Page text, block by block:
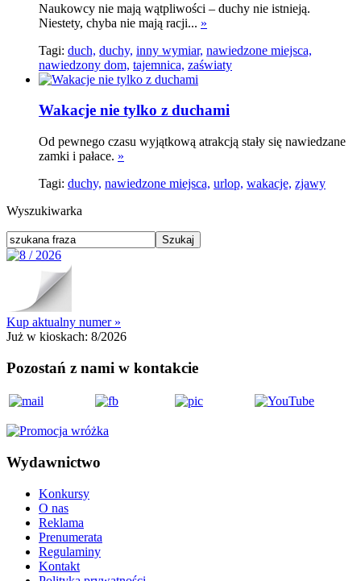
Naukowcy nie mają wątpliwości – duchy nie istnieją.
Niestety, chyba nie mają racji... »
Tagi: duch, duchy, inny wymiar, nawiedzone miejsca,
nawiedzony dom, tajemnica, zaświaty
Wakacje nie tylko z duchami
Od pewnego czasu wyjątkową atrakcją stały się nawiedzane
zamki i pałace. »
Tagi: duchy, nawiedzone miejsca, urlop, wakacje, zjawy
Wyszukiwarka
Kup aktualny numer »
Już w kioskach: 8/2026
Pozostań z nami w kontakcie
Wydawnictwo
Konkursy
O nas
Reklama
Prenumerata
Regulaminy
Kontakt